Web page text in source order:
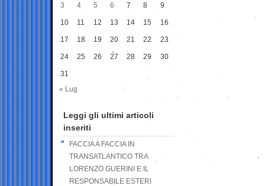
3 4 5 6 7 8 9
10 11 12 13 14 15 16
17 18 19 20 21 22 23
24 25 26 27 28 29 30
31
« Lug
Leggi gli ultimi articoli
inseriti
FACCIA A FACCIA IN
TRANSATLANTICO TRA
LORENZO GUERINI E IL
RESPONSABILE ESTERI